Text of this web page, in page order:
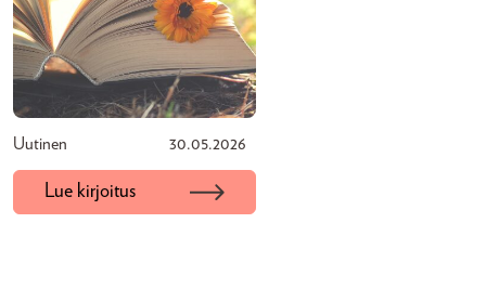
Uutinen 30.05.2026
Lue kirjoitus